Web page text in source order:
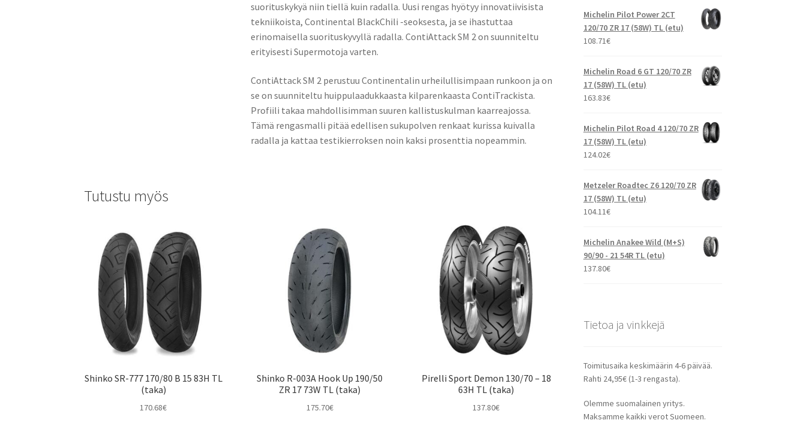
suorituskykyä niin tiellä kuin radalla. Uusi rengas hyötyy innovatiivisista
tekniikoista, Continental BlackChili -seoksesta, ja se ihastuttaa
erinomaisella suorituskyvyllä radalla. ContiAttack SM 2 on suunniteltu
erityisesti Supermotoja varten.
ContiAttack SM 2 perustuu Continentalin urheilullisimpaan runkoon ja on
se on suunniteltu huippulaadukkaasta kilparenkaasta ContiTrackista.
Profiili takaa mahdollisimman suuren kallistuskulman kaarreajossa.
Tämä rengasmalli pitää edellisen sukupolven renkaat kurissa kuivalla
radalla ja kattaa testikierroksen noin kaksi prosenttia nopeammin.
Tutustu myös
Shinko SR-777 170/80 B 15 83H TL
(taka)
170.68€
Shinko R-003A Hook Up 190/50
ZR 17 73W TL (taka)
175.70€
Pirelli Sport Demon 130/70 – 18
63H TL (taka)
137.80€
Michelin Pilot Power 2CT
120/70 ZR 17 (58W) TL (etu)
108.71€
Michelin Road 6 GT 120/70 ZR
17 (58W) TL (etu)
163.83€
Michelin Pilot Road 4 120/70 ZR
17 (58W) TL (etu)
124.02€
Metzeler Roadtec Z6 120/70 ZR
17 (58W) TL (etu)
104.11€
Michelin Anakee Wild (M+S)
90/90 - 21 54R TL (etu)
137.80€
Tietoa ja vinkkejä
Toimitusaika keskimäärin 4-6 päivää.
Rahti 24,95€ (1-3 rengasta).
Olemme suomalainen yritys.
Maksamme kaikki verot Suomeen.